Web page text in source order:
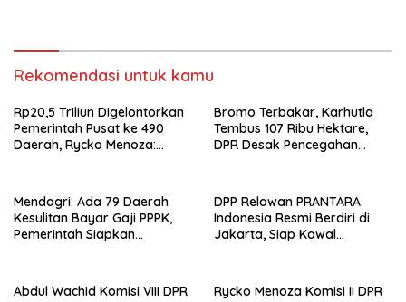
Rekomendasi untuk kamu
Rp20,5 Triliun Digelontorkan
Pemerintah Pusat ke 490
Daerah, Rycko Menoza:
Lampung
Bromo Terbakar, Karhutla
Tembus 107 Ribu Hektare,
DPR Desak Pencegahan
Mendagri: Ada 79 Daerah
Kesulitan Bayar Gaji PPPK,
Pemerintah Siapkan
DPP Relawan PRANTARA
Indonesia Resmi Berdiri di
Jakarta, Siap Kawal
Abdul Wachid Komisi VIII DPR
Rycko Menoza Komisi II DPR